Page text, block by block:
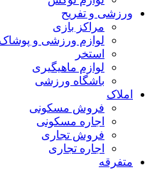
ورزشی و تفریح
مراکز بازی
لوازم ورزشی و پوشاک
استخر
لوازم ماهیگیری
باشگاه ورزشی
املاک
فروش مسکونی
اجاره مسکونی
فروش تجاری
اجاره تجاری
متفرقه